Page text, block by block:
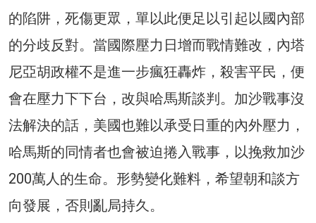
的陷阱，死傷更眾，單以此便足以引起以國內部
的分歧反對。當國際壓力日增而戰情難改，內塔
尼亞胡政權不是進一步瘋狂轟炸，殺害平民，便
會在壓力下下台，改與哈馬斯談判。加沙戰事沒
法解決的話，美國也難以承受日重的內外壓力，
哈馬斯的同情者也會被迫捲入戰事，以挽救加沙
200萬人的生命。形勢變化難料，希望朝和談方
向發展，否則亂局持久。